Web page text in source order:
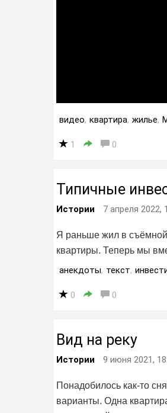
видео, квартира, жилье,
1 0
Типичные
Истории 7 апреля 2022,
Я раньше жил в съёмной
квартиры. Теперь мы
анекдоты, текст,
0 0
Вид на реку
Истории 9 июня 2021,
Понадобилось как-то
варианты. Одна